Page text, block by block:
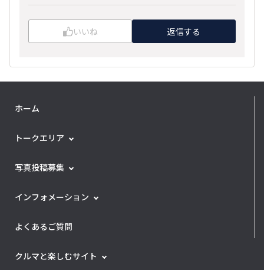
いいね 返信する
ホーム
トークエリア
写真投稿募集
インフォメーション
よくあるご質問
クルマと楽しむサイト